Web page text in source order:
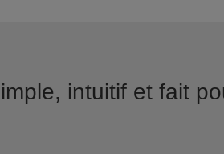
intuitif et fait